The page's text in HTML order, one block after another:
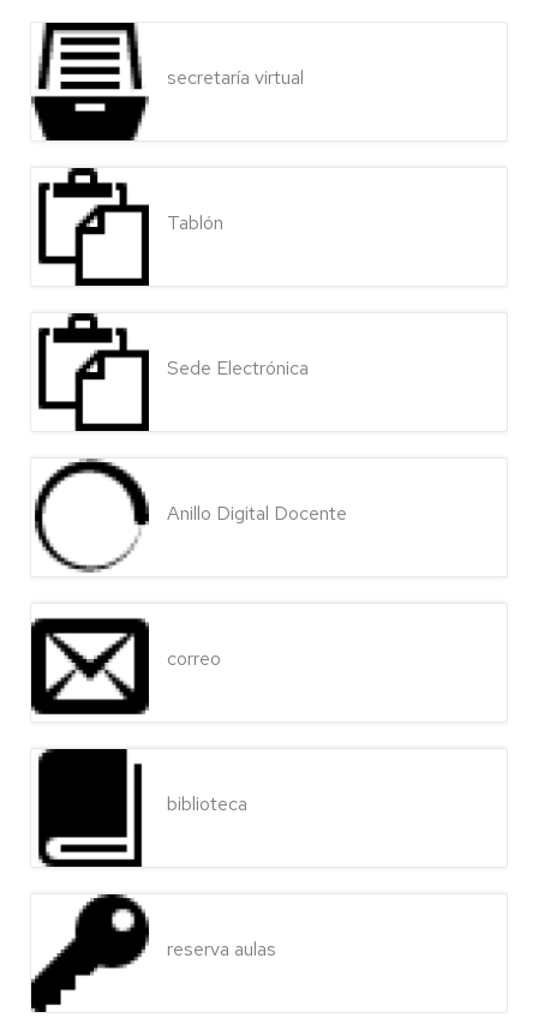
secretaría virtual
Tablón
Sede Electrónica
Anillo Digital Docente
correo
biblioteca
reserva aulas